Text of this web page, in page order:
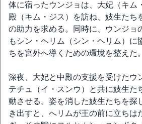
体に宿ったウンジョは、大妃（キム
殿（キム・ジス）を訪ね、妓生たち
の助力を求める。同時に、ウンジョ
もシン・ヘリム（シン・ヘリム）に
ちを宮外へ導くための環境を整えた。
深夜、大妃と中殿の支援を受けたウ
テチュ（イ・スンウ）と共に妓生た
動させる。姿を消した妓生たちを探
き出すと、へリムが王の前に立ちは